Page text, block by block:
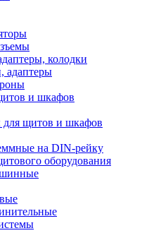
колодки
адаптеры
и шкафов
для щитов и шкафов
на DIN-рейку
оборудования